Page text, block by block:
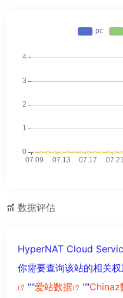
数据评估
HyperNAT Cloud
你需要查询该站的相关
""爱站数据 ""Chinaz